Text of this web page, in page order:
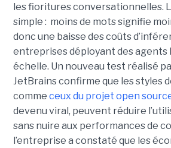
les fioritures conversationnelles.
simple : moins de mots signifie
donc une baisse des coûts
entreprises déployant des agents
échelle. Un nouveau test réalisé
JetBrains confirme que les styles
comme ceux du projet open source
devenu viral, peuvent réduire
sans nuire aux performances de
l’entreprise a constaté que les